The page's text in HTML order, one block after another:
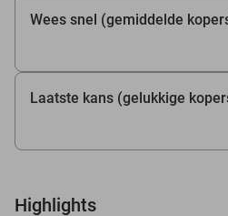
Wees snel (gemiddelde
Laatste kans (gelukkige
Highlights